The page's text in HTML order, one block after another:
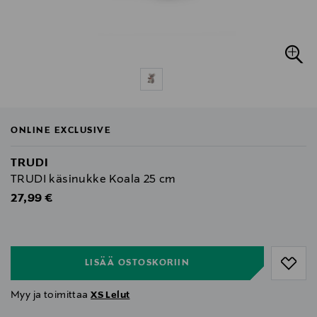
ONLINE EXCLUSIVE
TRUDI
TRUDI käsinukke Koala 25 cm
Original Price
27,99 €
LISÄÄ OSTOSKORIIN
Myy ja toimittaaXS Lelut